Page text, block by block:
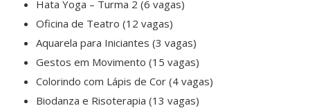
Hata Yoga – Turma 2 (6 vagas)
Oficina de Teatro (12 vagas)
Aquarela para Iniciantes (3 vagas)
Gestos em Movimento (15 vagas)
Colorindo com Lápis de Cor (4 vagas)
Biodanza e Risoterapia (13 vagas)